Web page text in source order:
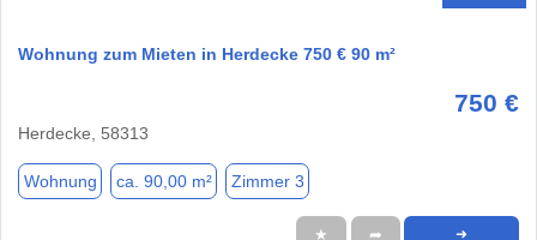
Wohnung zum Mieten in Herdecke 750 € 90 m²
750 €
Herdecke, 58313
Wohnung ca. 90,00 m² Zimmer 3
★ ➦ ➜